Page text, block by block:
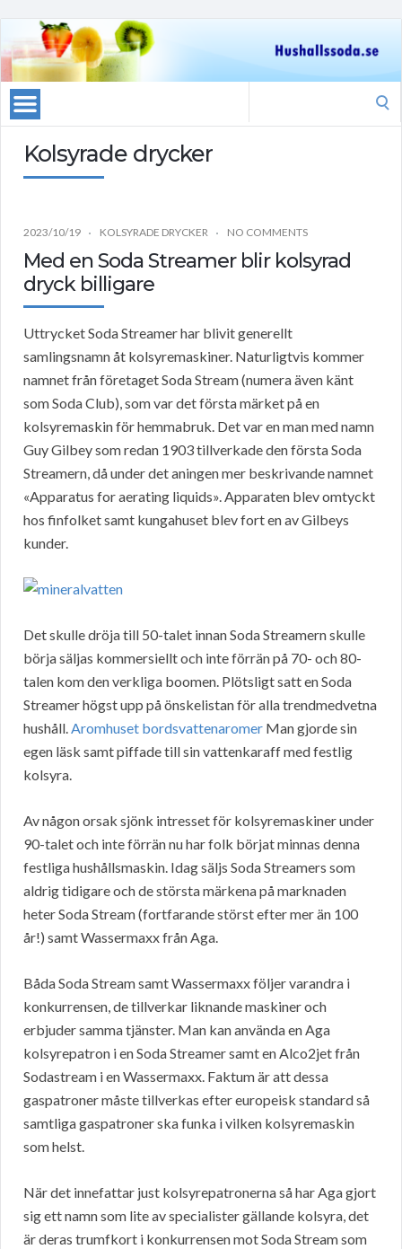
Kolsyrade drycker
2023/10/19 KOLSYRADE DRYCKER NO COMMENTS
Med en Soda Streamer blir kolsyrad
dryck billigare
Uttrycket Soda Streamer har blivit generellt
samlingsnamn åt kolsyremaskiner. Naturligtvis kommer
namnet från företaget Soda Stream (numera även känt
som Soda Club), som var det första märket på en
kolsyremaskin för hemmabruk. Det var en man med namn
Guy Gilbey som redan 1903 tillverkade den första Soda
Streamern, då under det aningen mer beskrivande namnet
«Apparatus for aerating liquids». Apparaten blev omtyckt
hos finfolket samt kungahuset blev fort en av Gilbeys
kunder.
Det skulle dröja till 50-talet innan Soda Streamern skulle
börja säljas kommersiellt och inte förrän på 70- och 80-
talen kom den verkliga boomen. Plötsligt satt en Soda
Streamer högst upp på önskelistan för alla trendmedvetna
hushåll.Aromhuset bordsvattenaromer Man gjorde sin
egen läsk samt piffade till sin vattenkaraff med festlig
kolsyra.
Av någon orsak sjönk intresset för kolsyremaskiner under
90-talet och inte förrän nu har folk börjat minnas denna
festliga hushållsmaskin. Idag säljs Soda Streamers som
aldrig tidigare och de största märkena på marknaden
heter Soda Stream (fortfarande störst efter mer än 100
år!) samt Wassermaxx från Aga.
Båda Soda Stream samt Wassermaxx följer varandra i
konkurrensen, de tillverkar liknande maskiner och
erbjuder samma tjänster. Man kan använda en Aga
kolsyrepatron i en Soda Streamer samt en Alco2jet från
Sodastream i en Wassermaxx. Faktum är att dessa
gaspatroner måste tillverkas efter europeisk standard så
samtliga gaspatroner ska funka i vilken kolsyremaskin
som helst.
När det innefattar just kolsyrepatronerna så har Aga gjort
sig ett namn som lite av specialister gällande kolsyra, det
är deras trumfkort i konkurrensen mot Soda Stream som